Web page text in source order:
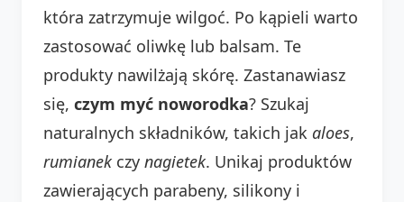
która zatrzymuje wilgoć. Po kąpieli warto
zastosować oliwkę lub balsam. Te
produkty nawilżają skórę. Zastanawiasz
się, czym myć noworodka? Szukaj
naturalnych składników, takich jak aloes,
rumianek czy nagietek. Unikaj produktów
zawierających parabeny, silikony i